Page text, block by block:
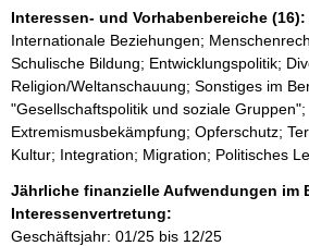
Interessen- und Vorhabenbereiche (16):
Internationale Beziehungen;
Schulische Bildung; Entwicklungspolitik;
Religion/Weltanschauung; Sonstiges im
"Gesellschaftspolitik und soziale Gruppen";
Extremismusbekämpfung; Opferschutz;
Kultur; Integration; Migration; Politisches
Jährliche finanzielle Aufwendungen im
Interessenvertretung:
Geschäftsjahr: 01/25 bis 12/25